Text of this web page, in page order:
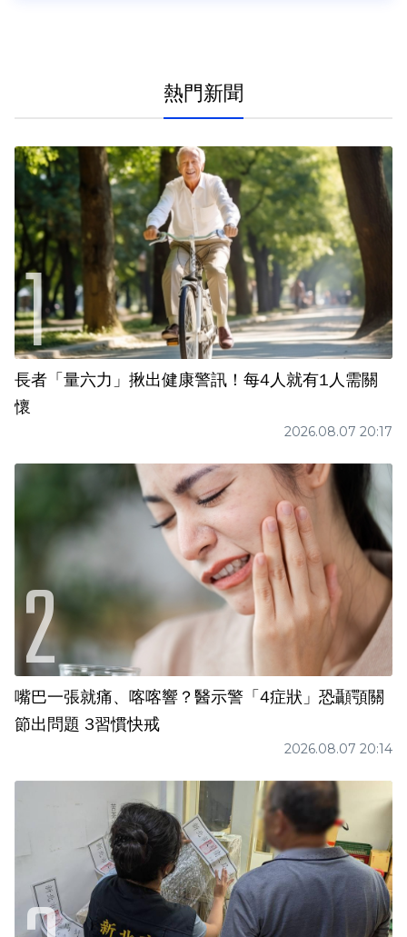
熱門新聞
長者「量六力」揪出健康警訊！每4人就有1人需關
懷
2026.08.07 20:17
嘴巴一張就痛、喀喀響？醫示警「4症狀」恐顳顎關
節出問題 3習慣快戒
2026.08.07 20:14